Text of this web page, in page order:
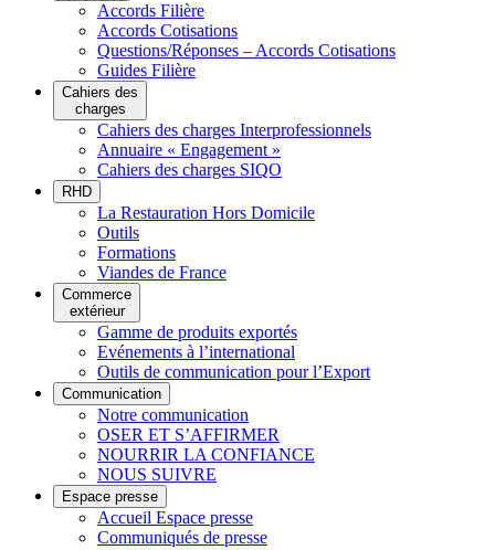
Accords Filière
Accords Cotisations
Questions/Réponses – Accords Cotisations
Guides Filière
Cahiers des
charges
Cahiers des charges Interprofessionnels
Annuaire « Engagement »
Cahiers des charges SIQO
RHD
La Restauration Hors Domicile
Outils
Formations
Viandes de France
Commerce
extérieur
Gamme de produits exportés
Evénements à l’international
Outils de communication pour l’Export
Communication
Notre communication
OSER ET S’AFFIRMER
NOURRIR LA CONFIANCE
NOUS SUIVRE
Espace presse
Accueil Espace presse
Communiqués de presse